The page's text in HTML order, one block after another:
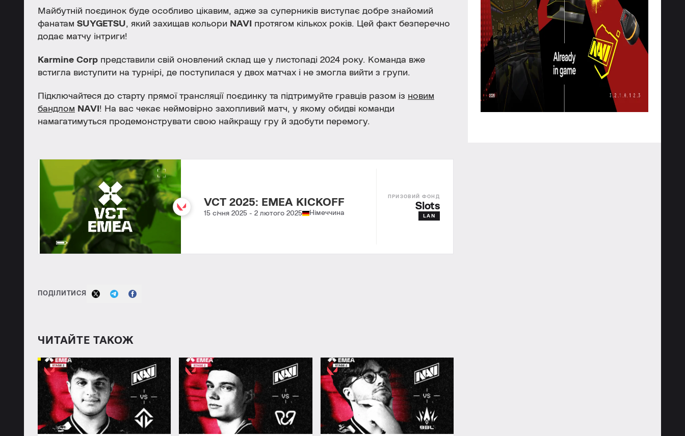
Майбутній поєдинок буде особливо цікавим, адже за суперників виступає добре знайомий
фанатам SUYGETSU, який захищав кольори NAVI
протягом кількох років. Цей факт безперечно
додає матчу інтриги!
Karmine Corp представили свій оновлений склад ще у листопаді 2024 року. Команда вже
встигла виступити на турнірі, де поступилася у двох матчах і не змогла вийти з групи.
Підключайтеся до старту прямої трансляції поєдинку та підтримуйте гравців разом із новим
бандлом NAVI ! На вас чекає неймовірно захопливий матч, у якому обидві команди
намагатимуться продемонструвати свою найкращу гру й здобути перемогу.
VCT 2025: EMEA KICKOFF
15 січня 2025- 2 лютого 2025 Німеччина
Slots
LAN
ПОДІЛИТИСЯ
ЧИТАЙТЕ ТАКОЖ